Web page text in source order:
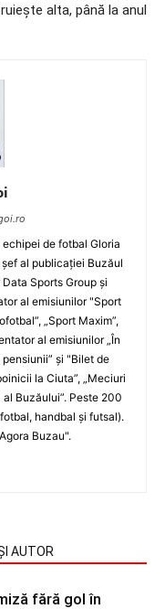
alta, până la anul
de fotbal Gloria
şef al publicaţiei Buzăul
Sports Group şi
al emisiunilor "Sport
„Sport Maxim”,
al emisiunilor „În
şi "Bilet de
la Ciuta”, „Meciuri
Buzăului”. Peste 200
handbal şi futsal).
Buzau".
AUTOR
fără gol în